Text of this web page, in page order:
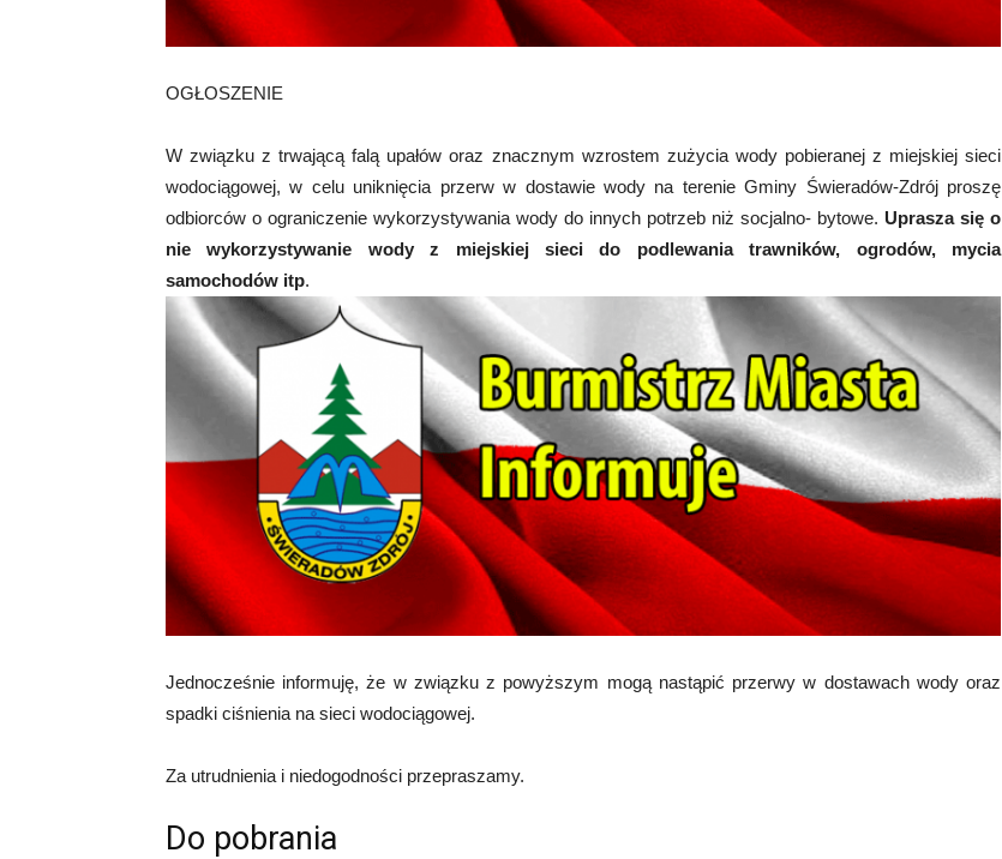
OGŁOSZENIE
W związku z trwającą falą upałów oraz znacznym wzrostem zużycia wody pobieranej z miejskiej sieci
wodociągowej, w celu uniknięcia przerw w dostawie wody na terenie Gminy Świeradów-Zdrój proszę
odbiorców o ograniczenie wykorzystywania wody do innych potrzeb niż socjalno- bytowe. Uprasza się o
nie wykorzystywanie wody z miejskiej sieci do podlewania trawników, ogrodów, mycia
samochodów itp.
Jednocześnie informuję, że w związku z powyższym mogą nastąpić przerwy w dostawach wody oraz
spadki ciśnienia na sieci wodociągowej.
Za utrudnienia i niedogodności przepraszamy.
Do pobrania